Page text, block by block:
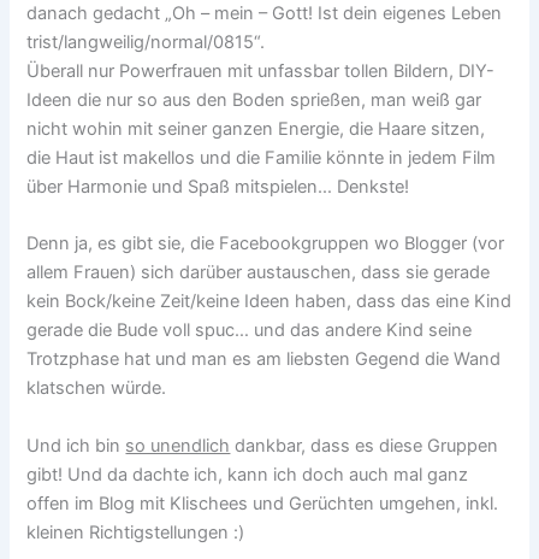
danach gedacht „Oh – mein – Gott! Ist dein eigenes Leben
trist/langweilig/normal/0815“.
Überall nur Powerfrauen mit unfassbar tollen Bildern, DIY-
Ideen die nur so aus den Boden sprießen, man weiß gar
nicht wohin mit seiner ganzen Energie, die Haare sitzen,
die Haut ist makellos und die Familie könnte in jedem Film
über Harmonie und Spaß mitspielen… Denkste!
Denn ja, es gibt sie, die Facebookgruppen wo Blogger (vor
allem Frauen) sich darüber austauschen, dass sie gerade
kein Bock/keine Zeit/keine Ideen haben, dass das eine Kind
gerade die Bude voll spuc… und das andere Kind seine
Trotzphase hat und man es am liebsten Gegend die Wand
klatschen würde.
Und ich bin so unendlich dankbar, dass es diese Gruppen
gibt! Und da dachte ich, kann ich doch auch mal ganz
offen im Blog mit Klischees und Gerüchten umgehen, inkl.
kleinen Richtigstellungen :)